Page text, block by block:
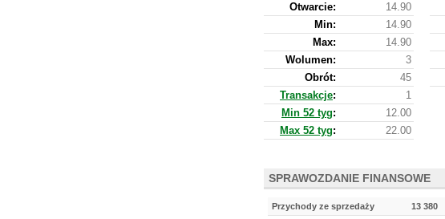
Otwarcie:
14.90
Min:
14.90
Max:
14.90
Wolumen:
3
Obrót:
45
Transakcje:
1
Min 52 tyg:
12.00
Max 52 tyg: 22.00
SPRAWOZDANIE FINANSOWE
Przychody ze sprzedaży 13 380